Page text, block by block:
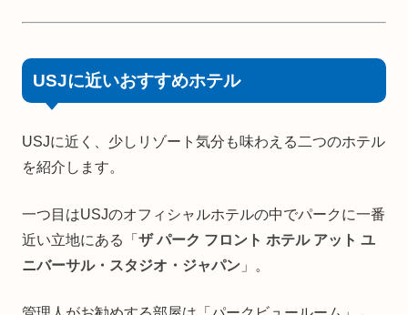
USJに近いおすすめホテル
USJに近く、少しリゾート気分も味わえる二つのホテル
を紹介します。
一つ目はUSJのオフィシャルホテルの中でパークに一番
近い立地にある「 ザ パーク フロント ホテル アット ユ
ニバーサル・スタジオ・ジャパン 」。